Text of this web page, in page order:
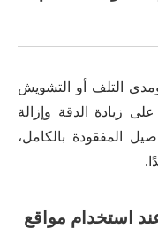
التلف أو التشويش
زيادة الدقة وإزالة
المفقودة بالكامل،
استخدام مواقع